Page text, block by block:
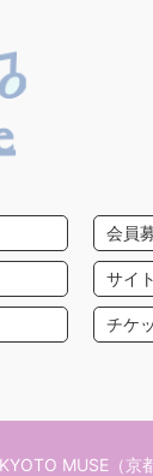
会員
サイ
チケ
MUSE（京